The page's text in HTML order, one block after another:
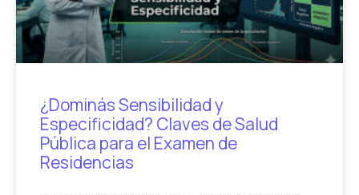
¿Dominás Sensibilidad y
Especificidad? Claves de Salud
Pública para el Examen de
Residencias